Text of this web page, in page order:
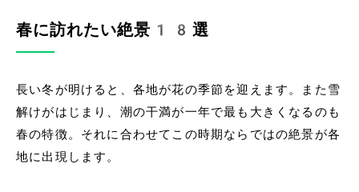
春に訪れたい絶景18選
長い冬が明けると、各地が花の季節を迎えます。また雪
解けがはじまり、潮の干満が一年で最も大きくなるのも
春の特徴。それに合わせてこの時期ならではの絶景が各
地に出現します。